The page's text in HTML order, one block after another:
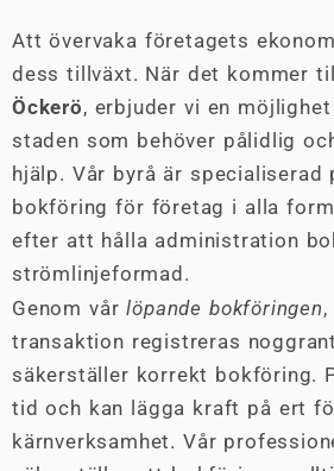
Att övervaka företagets
dess tillväxt. När det kommer
Öckerö, erbjuder vi en
staden som behöver pålidlig
hjälp. Vår byrå är specialiserad
bokföring för företag i alla
efter att hålla administration
strömlinjeformad.
Genom vårlöpande bokföringen
transaktion registreras
säkerställer korrekt bokföring.
tid och kan lägga kraft på ert
kärnverksamhet. Vår